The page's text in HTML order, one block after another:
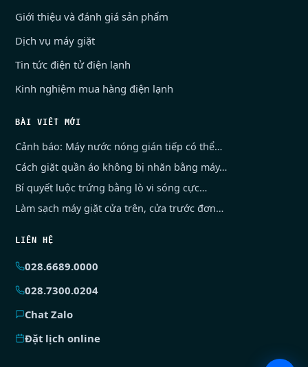
Giới thiệu và đánh giá sản phẩm
Dịch vụ máy giặt
Tin tức điện tử điện lạnh
Kinh nghiệm mua hàng điện lạnh
BÀI VIẾT MỚI
Cảnh báo: Máy nước nóng gián tiếp có thể…
Cách giặt quần áo không bị nhăn bằng máy…
Bí quyết luộc trứng bằng lò vi sóng cực…
Làm sạch máy giặt cửa trên, cửa trước đơn…
LIÊN HỆ
028.6689.0000
028.7300.0204
Chat Zalo
Đặt lịch online